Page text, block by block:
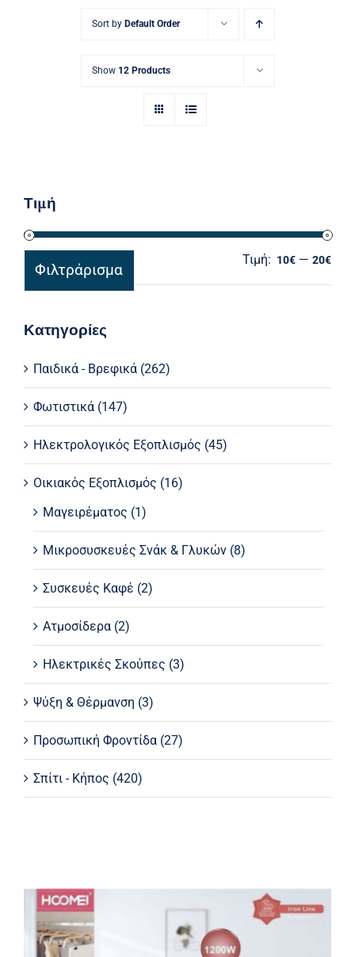
Sort by Default Order
Show 12 Products
Τιμή
τιμή
τιμή
Φιλτράρισμα
Τιμή: 10€ —20€
Κατηγορίες
Παιδικά - Βρεφικά (262)
Φωτιστικά (147)
Ηλεκτρολογικός Εξοπλισμός (45)
Οικιακός Εξοπλισμός (16)
Μαγειρέματος (1)
Μικροσυσκευές Σνάκ & Γλυκών (8)
Συσκευές Καφέ (2)
Ατμοσίδερα (2)
Ηλεκτρικές Σκούπες (3)
Ψύξη & Θέρμανση (3)
Προσωπική Φροντίδα (27)
Σπίτι - Κήπος (420)